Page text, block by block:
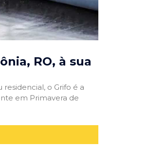
RO, à sua
o Grifo é a
em Primavera de